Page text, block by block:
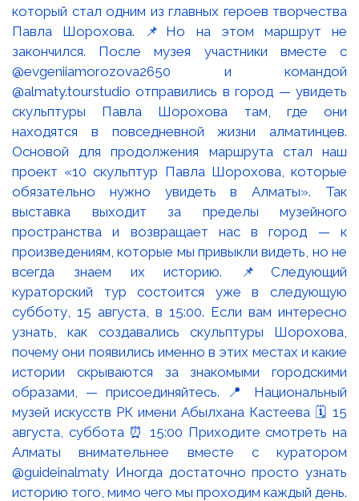
который стал одним из главных героев творчества
Павла Шорохова. 📌Но на этом маршрут не
закончился. После музея участники вместе с
@evgeniiamorozova2650 и командой
@almaty.tourstudio отправились в город — увидеть
скульптуры Павла Шорохова там, где они
находятся в повседневной жизни алматинцев.
Основой для продолжения маршрута стал наш
проект «10 скульптур Павла Шорохова, которые
обязательно нужно увидеть в Алматы». Так
выставка выходит за пределы музейного
пространства и возвращает нас в город — к
произведениям, которые мы привыкли видеть, но не
всегда знаем их историю. 📌Следующий
кураторский тур состоится уже в следующую
субботу, 15 августа, в 15:00. Если вам интересно
узнать, как создавались скульптуры Шорохова,
почему они появились именно в этих местах и какие
истории скрываются за знакомыми городскими
образами, — присоединяйтесь. 📍 Национальный
музей искусств РК имени Абылхана Кастеева 🗓 15
августа, суббота ⏰ 15:00 Приходите смотреть на
Алматы внимательнее вместе с куратором
@guideinalmaty Иногда достаточно просто узнать
историю того, мимо чего мы проходим каждый день.